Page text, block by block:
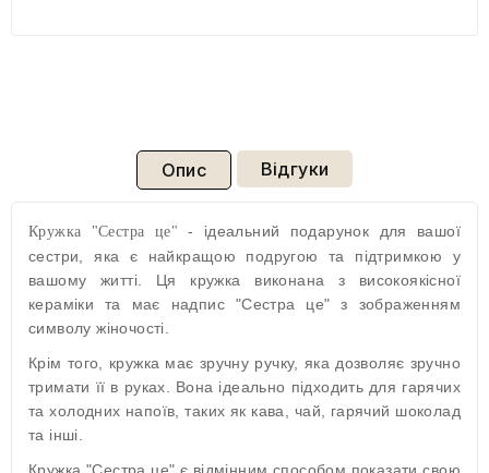
Опис Відгуки
Кружка "Сестра це" - ідеальний подарунок для вашої
сестри, яка є найкращою подругою та підтримкою у
вашому житті. Ця кружка виконана з високоякісної
кераміки та має надпис "Сестра це" з зображенням
символу жіночості.
Крім того, кружка має зручну ручку, яка дозволяє зручно
тримати її в руках. Вона ідеально підходить для гарячих
та холодних напоїв, таких як кава, чай, гарячий шоколад
та інші.